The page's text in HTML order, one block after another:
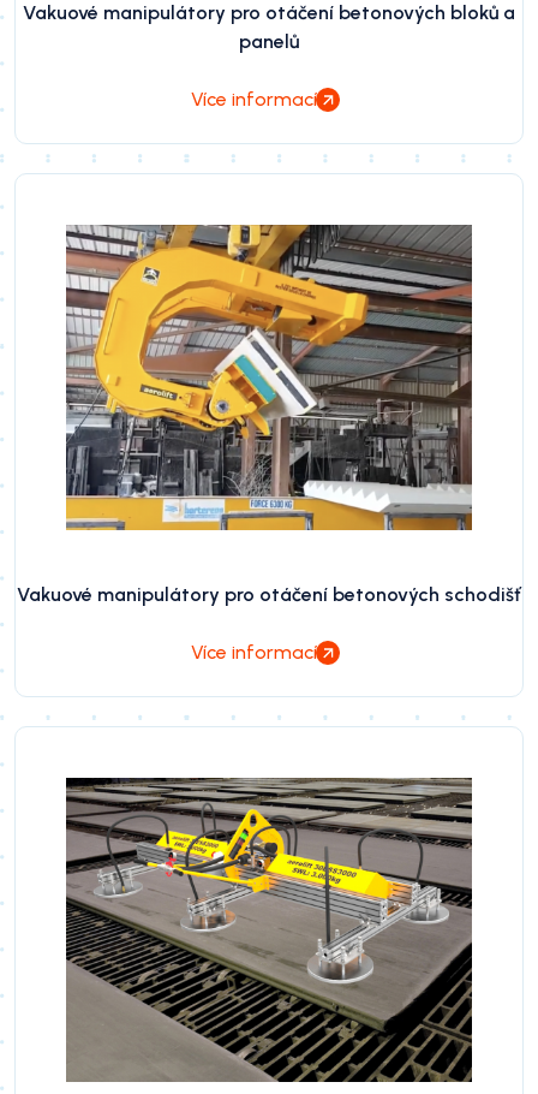
Vakuové manipulátory pro otáčení betonových bloků a
panelů
Více informací
Vakuové manipulátory pro otáčení betonových schodišť
Více informací